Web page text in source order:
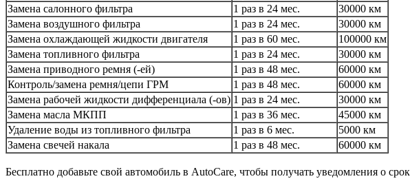
Замена салонного фильтра
1 раз в 24 мес.
30000 км
Замена воздушного фильтра
1 раз в 24 мес.
30000 км
Замена охлаждающей жидкости двигателя
1 раз в 60 мес.
100000 км
Замена топливного фильтра
1 раз в 24 мес.
30000 км
Замена приводного ремня (-ей)
1 раз в 48 мес.
60000 км
Контроль/замена ремня/цепи ГРМ
1 раз в 48 мес.
60000 км
Замена рабочей жидкости дифференциала (-ов) 1 раз в 24 мес.
30000 км
Замена масла МКПП
1 раз в 36 мес.
45000 км
Удаление воды из топливного фильтра
1 раз в 6 мес.
5000 км
Замена свечей накала
1 раз в 48 мес. 60000 км
Бесплатно добавьте свой автомобиль в AutoCare, чтобы получать уведомления о